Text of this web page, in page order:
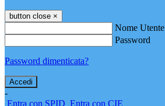
button close ×
Nome Utente
Password
Password dimenticata?
-
Entra con SPID Entra con CIE